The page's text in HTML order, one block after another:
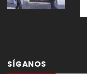
SÍGANOS